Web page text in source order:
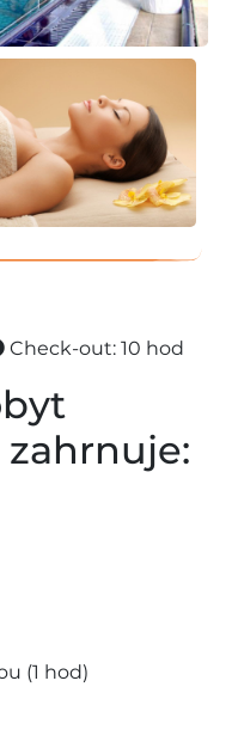
Check-out: 10 hod
(1 hod)